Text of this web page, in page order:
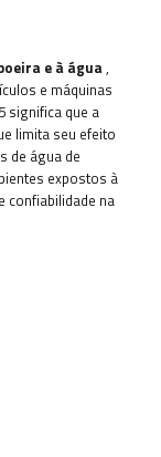
e à água,
e máquinas
significa que a
limita seu efeito
de água de
expostos à
confiabilidade na